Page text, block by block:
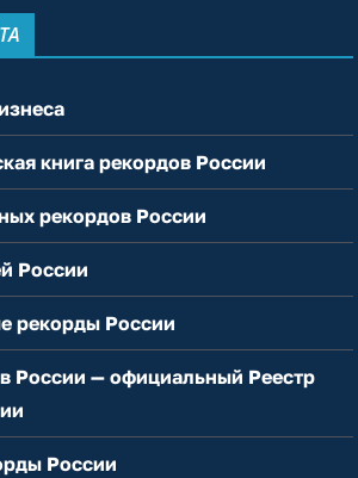
книга рекордов России
рекордов России
России
рекорды России
России — официальный Реестр
России